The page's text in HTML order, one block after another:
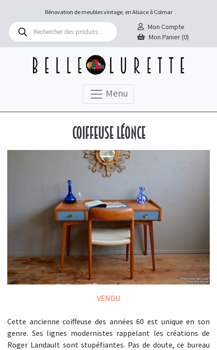
Rénovation de meubles vintage, en Alsace à Colmar
Recherche
produits
Mon Compte
Mon Panier (0)
Menu
Coiffeuse Léonce
VENDU
Cette ancienne coiffeuse des années 60 est unique en son
genre. Ses lignes modernistes rappelant les créations de
Roger Landault sont stupéfiantes. Pas de doute, ce bureau